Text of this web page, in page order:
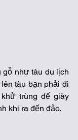
gỗ như tàu du lịch
tàu bạn phải đi
trùng đế giày
khi ra đến đảo.